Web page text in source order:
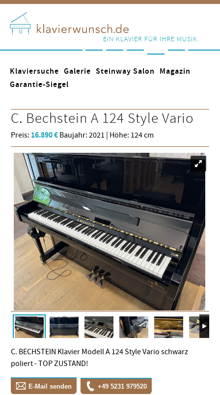
EIN KLAVIER FÜR IHRE MUSIK.
Klaviersuche Galerie Steinway Salon
Magazin
Garantie-Siegel
C. BechsteinA 124 Style Vario
Preis: 16.890 € Baujahr: 2021 | Höhe: 124 cm
C. BECHSTEIN Klavier Modell A 124 Style Vario schwarz
poliert - TOP ZUSTAND!
E-Mail senden +49 5231 979520